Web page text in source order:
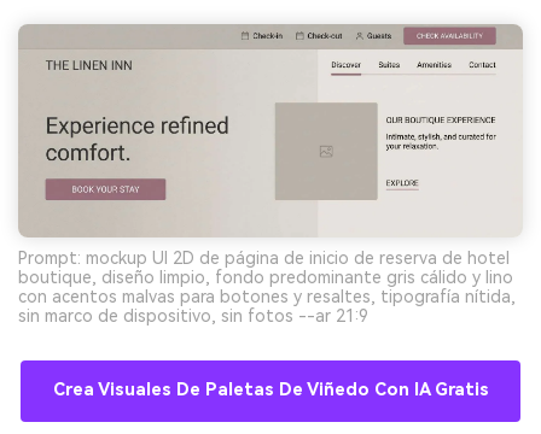
Prompt: mockup UI 2D de página de inicio de reserva de hotel
boutique, diseño limpio, fondo predominante gris cálido y lino
con acentos malvas para botones y resaltes, tipografía nítida,
sin marco de dispositivo, sin fotos --ar 21:9
Crea Visuales De Paletas De Viñedo Con IA Gratis